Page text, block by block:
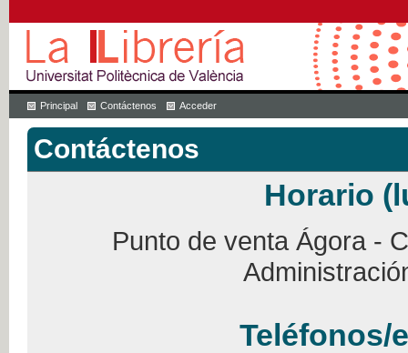
Principal Contáctenos Acceder
Contáctenos
Horario
Punto de venta Ágora -
Teléfonos/